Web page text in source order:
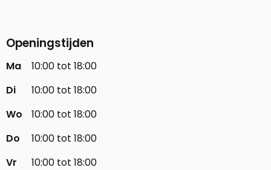
Openingstijden
Ma
10:00 tot 18:00
Di
10:00 tot 18:00
Wo
10:00 tot 18:00
Do
10:00 tot 18:00
Vr
10:00 tot 18:00